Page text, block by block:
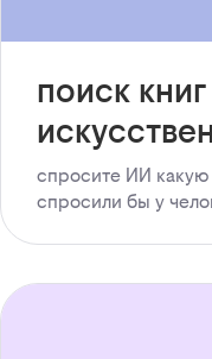
поиск
спросите ИИ какую
спросили бы у